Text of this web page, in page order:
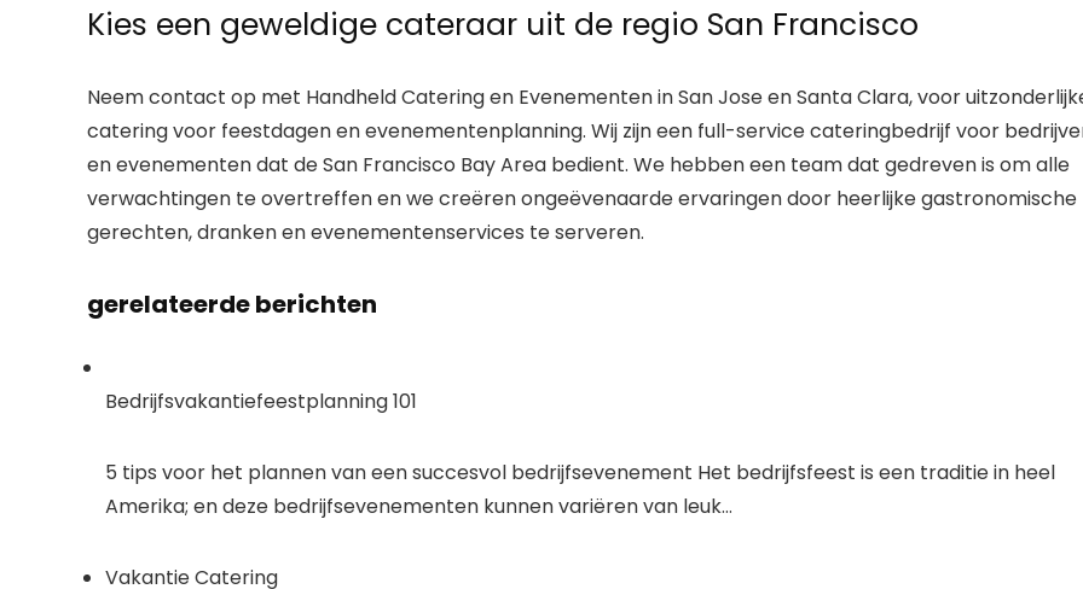
Kies een geweldige cateraar uit de regio San Francisco
Neem contact op met Handheld Catering en Evenementenin San Jose en Santa Clara, voor
catering voor feestdagen en evenementenplanning. Wij zijn een full-service cateringbedrijf voor
en evenementen dat de San Francisco Bay Area bedient. We hebben een team dat gedreven is om alle
verwachtingen te overtreffen en we creëren ongeëvenaarde ervaringen door heerlijke gastronomische
gerechten, dranken en evenementenservices te serveren.
gerelateerde berichten
Bedrijfsvakantiefeestplanning 101
5 tips voor het plannen van een succesvol bedrijfsevenement Het bedrijfsfeest is een traditie in heel
Amerika; en deze bedrijfsevenementen kunnen variëren van leuk…
Vakantie Catering